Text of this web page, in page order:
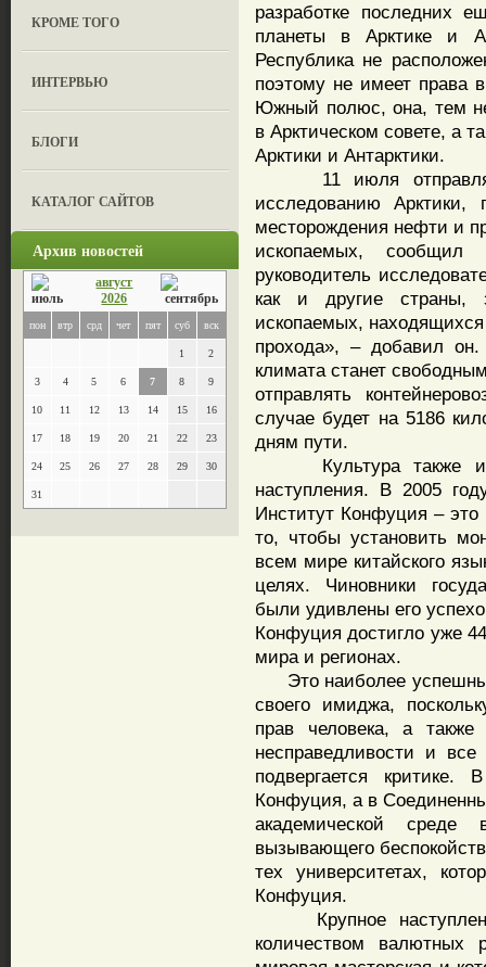
КРОМЕ ТОГО
ИНТЕРВЬЮ
БЛОГИ
КАТАЛОГ САЙТОВ
Архив новостей
август
2026
пон втр срд чет пят суб вск
1 2
3 4 5 6 7 8 9
10 11 12 13 14 15 16
17 18 19 20 21 22 23
24 25 26 27 28 29 30
31
разработке последних
планеты в Арктике и
Республика не
поэтому не имеет права
Южный полюс, она, тем
в Арктическом совете, а
Арктики и Антарктики.
11 июля
исследованию
месторождения нефти и
ископаемых,
руководитель
как и другие страны,
ископаемых,
прохода», – добавил
климата станет
отправлять
случае будет на 5186
дням пути.
Культура также
наступления. В 2005
Институт Конфуция –
то, чтобы установить
всем мире китайского
целях. Чиновники
были удивлены его
Конфуция достигло уже
мира и регионах.
Это наиболее
своего имиджа,
прав человека, а
несправедливости и
подвергается
Конфуция, а в
академической среде
вызывающего
тех университетах,
Конфуция.
Крупное
количеством валютных